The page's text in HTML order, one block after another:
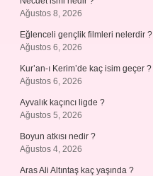
Ağustos 8, 2026
Eğlenceli gençlik filmleri nelerdir ?
Ağustos 6, 2026
Kur’an-ı Kerim’de kaç isim geçer ?
Ağustos 6, 2026
Ayvalık kaçıncı ligde ?
Ağustos 5, 2026
Boyun atkısı nedir ?
Ağustos 4, 2026
Aras Ali Altıntaş kaç yaşında ?